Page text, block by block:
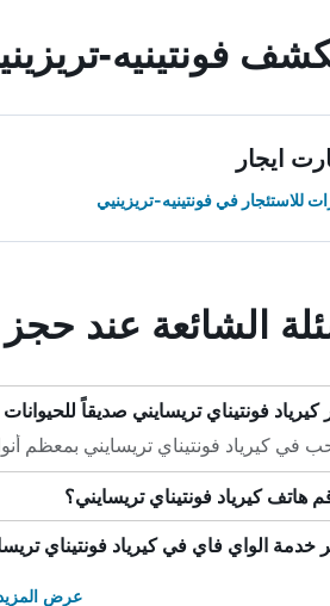
فونتينيه-
ايجار
للاستئجار في فونتينيه-تريزينيي
الشائعة عند
كيرياد فونتيناي تريسايني صديقاً للحيوانات
في كيرياد فونتيناي تريسايني بمعظم
هاتف كيرياد فونتيناي تريسايني؟
خدمة الواي فاي في كيرياد فونتيناي
عرض